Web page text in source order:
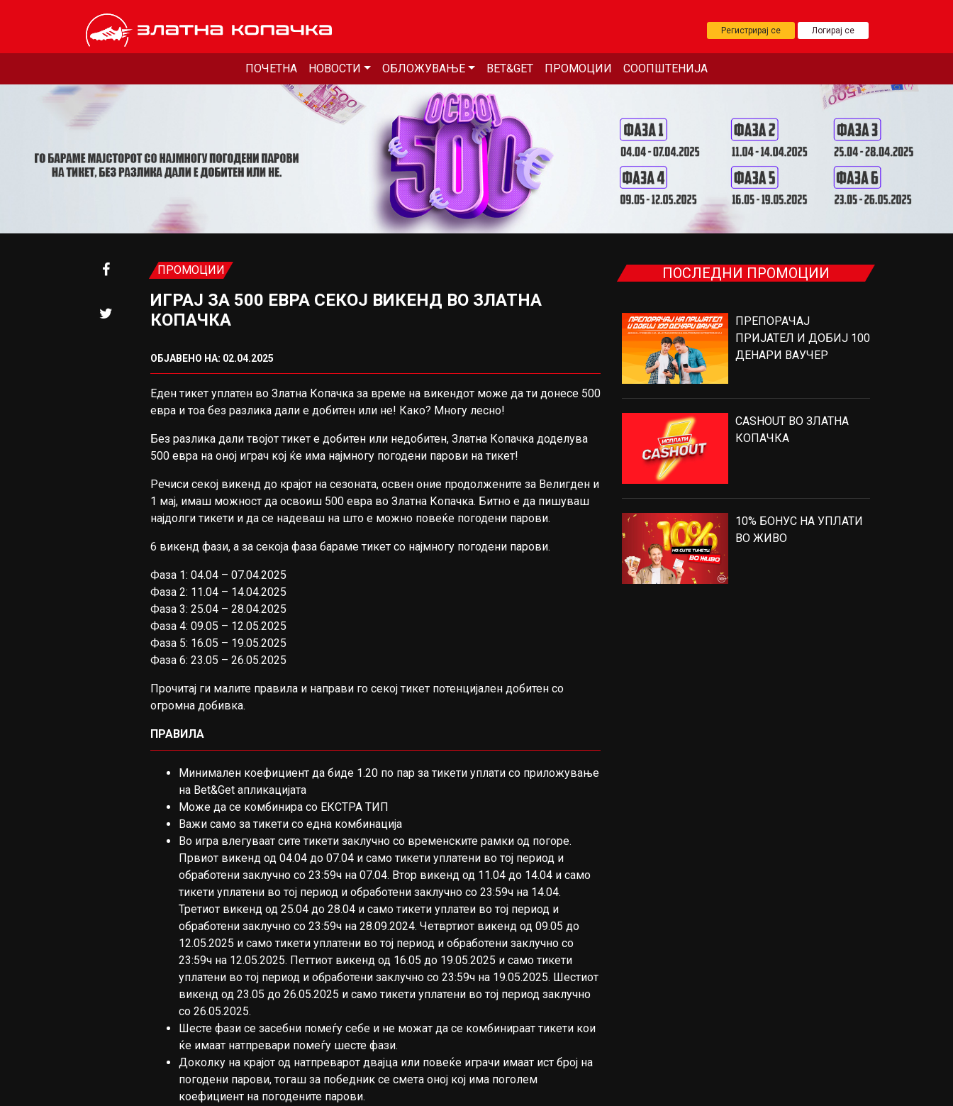
Регистрирај се Логирај се
ПОЧЕТНА НОВОСТИ ОБЛОЖУВАЊЕ BET&GET ПРОМОЦИИ СООПШТЕНИЈА
ПРОМОЦИИ
ИГРАЈ ЗА 500 ЕВРА СЕКОЈ ВИКЕНД ВО ЗЛАТНА
КОПАЧКА
ОБЈАВЕНО НА: 02.04.2025
Еден тикет уплатен во Златна Копачка за време на викендот може да ти донесе 500
евра и тоа без разлика дали е добитен или не! Како? Многу лесно!
Без разлика дали твојот тикет е добитен или недобитен, Златна Копачка доделува
500 евра на оној играч кој ќе има најмногу погодени парови на тикет!
Речиси секој викенд до крајот на сезоната, освен оние продолжените за Велигден и
1 мај, имаш можност да освоиш 500 евра во Златна Копачка. Битно е да пишуваш
најдолги тикети и да се надеваш на што е можно повеќе погодени парови.
6 викенд фази, а за секоја фаза бараме тикет со најмногу погодени парови.
Фаза 1: 04.04 – 07.04.2025
Фаза 2: 11.04 – 14.04.2025
Фаза 3: 25.04 – 28.04.2025
Фаза 4: 09.05 – 12.05.2025
Фаза 5: 16.05 – 19.05.2025
Фаза 6: 23.05 – 26.05.2025
Прочитај ги малите правила и направи го секој тикет потенцијален добитен со
огромна добивка.
ПРАВИЛА
Минимален коефициент да биде 1.20 по пар за тикети уплати со приложување
на Bet&Get апликацијата
Може да се комбинира со ЕКСТРА ТИП
Важи само за тикети со една комбинација
Во игра влегуваат сите тикети заклучно со временските рамки од погоре.
Првиот викенд од 04.04 до 07.04 и само тикети уплатени во тој период и
обработени заклучно со 23:59ч на 07.04. Втор викенд од 11.04 до 14.04 и само
тикети уплатени во тој период и обработени заклучно со 23:59ч на 14.04.
Третиот викенд од 25.04 до 28.04 и само тикети уплатеи во тој период и
обработени заклучно со 23:59ч на 28.09.2024. Четвртиот викенд од 09.05 до
12.05.2025 и само тикети уплатени во тој период и обработени заклучно со
23:59ч на 12.05.2025. Петтиот викенд од 16.05 до 19.05.2025 и само тикети
уплатени во тој период и обработени заклучно со 23:59ч на 19.05.2025. Шестиот
викенд од 23.05 до 26.05.2025 и само тикети уплатени во тој период заклучно
со 26.05.2025.
Шесте фази се засебни помеѓу себе и не можат да се комбинираат тикети кои
ќе имаат натпревари помеѓу шесте фази.
Доколку на крајот од натпреварот двајца или повеќе играчи имаат ист број на
погодени парови, тогаш за победник се смета оној кој има поголем
коефициент нa погодените парови.
ПОСЛЕДНИ ПРОМОЦИИ
ПРЕПОРАЧАЈ
ПРИЈАТЕЛ И ДОБИЈ 100
ДЕНАРИ ВАУЧЕР
CASHOUT ВО ЗЛАТНА
КОПАЧКА
10% БОНУС НА УПЛАТИ
ВО ЖИВО